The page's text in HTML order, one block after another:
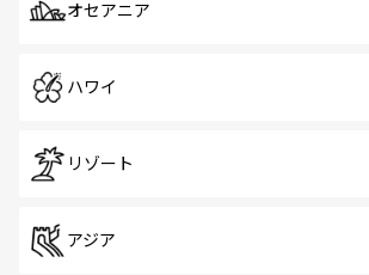
オセアニア
ハワイ
リゾート
アジア